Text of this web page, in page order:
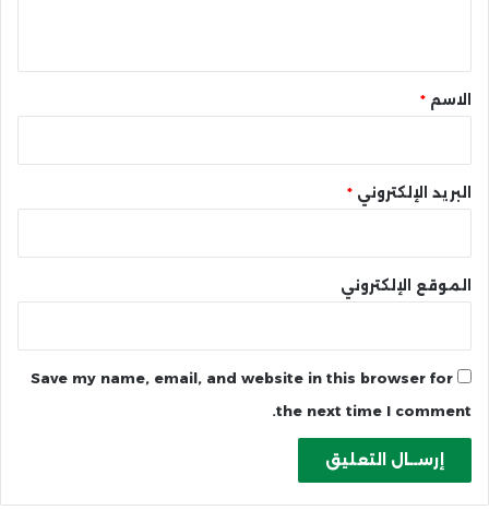
* الاسم *
البريد الإلكتروني *
الموقع الإلكتروني
Save my name, email, and website in this browser for
the next time I comment.